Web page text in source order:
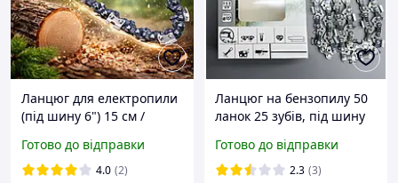
Ланцюг для електропили
(під шину 6") 15 см /
Ланцюг для пили /
Ланцюг для
Готово до відправки
4.0 (2)
Ланцюг на бензопилу 50
ланок 25 зубів, під шину
Готово до відправки
2.3 (3)